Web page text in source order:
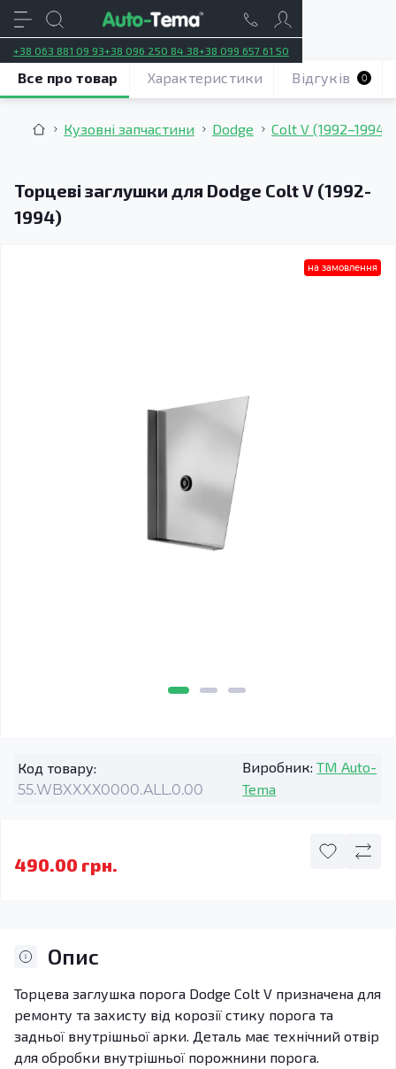
+38 063 881 09 93+38 096 250 84 38+38 099 657 61 50
Кузовні запчастини Dodge Colt V (1992–1994)
Торцеві заглушки для Dodge Colt V (1992-
1994)
Все про товар Характеристики Відгуків 0
на замовлення
Код товару:
55.WBXXXX0000.ALL.0.00
Виробник: TM Auto-
Tema
490.00 грн.
Опис
Торцева заглушка порога Dodge Colt V призначена для
ремонту та захисту від корозії стику порога та
задньої внутрішньої арки. Деталь має технічний отвір
для обробки внутрішньої порожнини порога.